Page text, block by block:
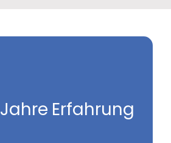
Jahre Erfahrung